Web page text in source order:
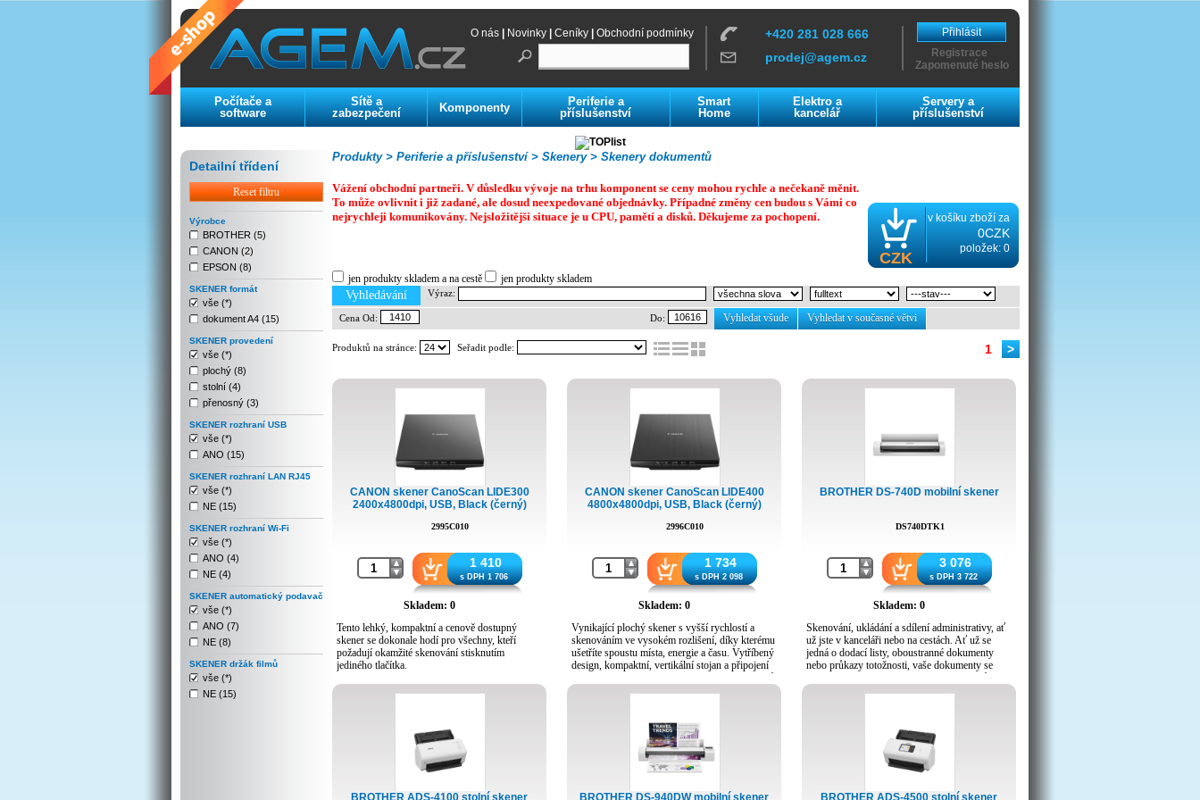
O nás Novinky Ceníky Obchodní podmínky
+420 281 028 666
prodej@agem.cz
Přihlásit
Registrace
Zapomenuté heslo
Počítače a
software
Sítě a
zabezpečení
Komponenty
Periferie a
příslušenství
Smart
Home
Elektro a
kancelář
Servery a
příslušenství
Detailní třídení
Reset filtru
Výrobce
BROTHER (5)
CANON (2)
EPSON (8)
SKENER formát
vše (*)
dokument A4 (15)
SKENER provedení
vše (*)
plochý (8)
stolní (4)
přenosný (3)
SKENER rozhraní USB
vše (*)
ANO (15)
SKENER rozhraní LAN RJ45
vše (*)
NE (15)
SKENER rozhraní Wi-Fi
vše (*)
ANO (4)
NE (4)
SKENER automatický podavač
vše (*)
ANO (7)
NE (8)
SKENER držák filmů
vše (*)
NE (15)
Skenery dokumentů
Skenery >
Periferie a příslušenství >
Produkty >
Vážení obchodní partneři. V důsledku vývoje na trhu komponent se ceny mohou rychle a nečekaně měnit.
To může ovlivnit i již zadané, ale dosud neexpedované objednávky. Případné změny cen budou s Vámi co
nejrychleji komunikovány. Nejsložitější situace je u CPU, pamětí a disků. Děkujeme za pochopení.
jen produkty skladem a na cestě jen produkty skladem
CZK
v košíku zboží za
0CZK
položek: 0
Vyhledávání Výraz:
Cena Od: Do: Vyhledat v současné větvi
Vyhledat všude
Produktů na stránce: Seřadit podle: >
1
CANON skener CanoScan LIDE300
2400x4800dpi, USB, Black (černý)
2995C010
1 410
s DPH 1 706
Skladem: 0
Tento lehký, kompaktní a cenově dostupný
skener se dokonale hodí pro všechny, kteří
požadují okamžité skenování stisknutím
jediného tlačítka.
a bezproblémové skenování. Perfektní pro
skenování ve vysokém rozlišení doma i v
Typ snímače skeneru: CIS
CANON skener CanoScan LIDE400
4800x4800dpi, USB, Black (černý)
2996C010
1 734
s DPH 2 098
Skladem: 0
Vynikající plochý skener s vyšší rychlostí a
skenováním ve vysokém rozlišení, díky kterému
ušetříte spoustu místa, energie a času. Vytříbený
design, kompaktní, vertikální stojan a připojení
Typ snímače skeneru: CIS
Formát předlohy: A4 / Letter (216 × 297 mm)
Automatický podavač: ne
Skenovací rozlišení [DPI]: 4 800 × 4 800 dpi
BROTHER DS-740D mobilní skener
DS740DTK1
3 076
s DPH 3 722
Skladem: 0
Skenování, ukládání a sdílení administrativy, ať
už jste v kanceláři nebo na cestách. Ať už se
jedná o dodací listy, oboustranné dokumenty
nebo průkazy totožnosti, vaše dokumenty se
Díky unikátnímu systému válečků není potřeba
za skenerem další prostor. Po naskenování
dokumentu, papír klouže po horní části skeneru
Oboustranné skenování
BROTHER ADS-4100 stolní skener BROTHER DS-940DW mobilní skener BROTHER ADS-4500 stolní skener